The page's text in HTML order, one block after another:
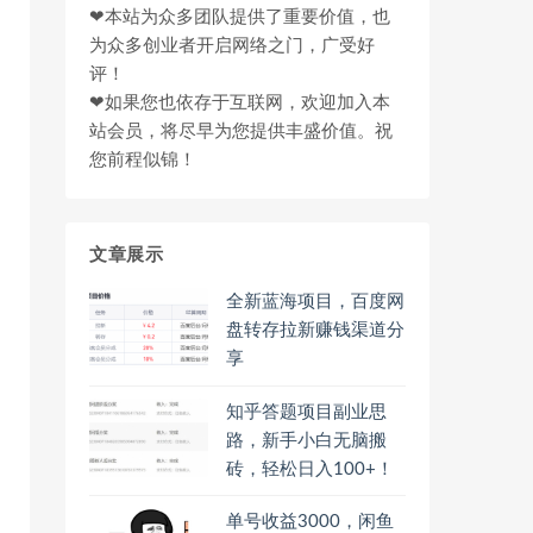
❤本站为众多团队提供了重要价值，也
为众多创业者开启网络之门，广受好
评！
❤如果您也依存于互联网，欢迎加入本
站会员，将尽早为您提供丰盛价值。祝
您前程似锦！
文章展示
全新蓝海项目，百度网
盘转存拉新赚钱渠道分
享
知乎答题项目副业思
路，新手小白无脑搬
砖，轻松日入100+！
单号收益3000，闲鱼